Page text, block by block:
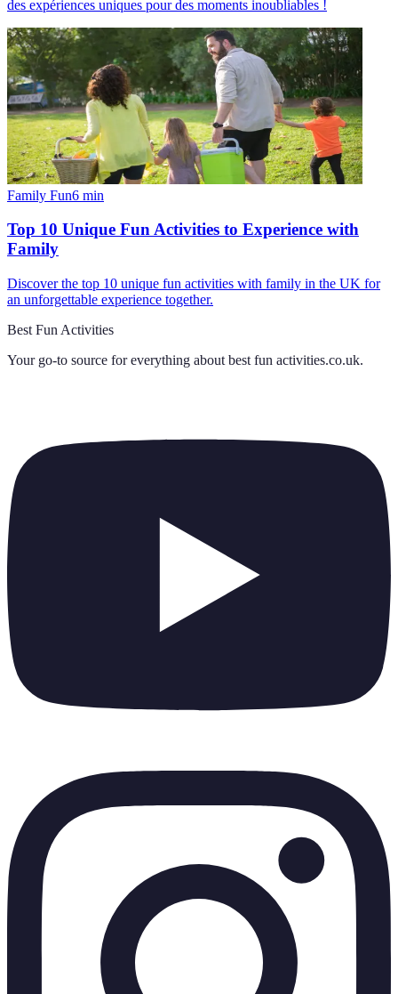
des expériences uniques pour des moments inoubliables !
Family Fun6 min
Top 10 Unique Fun Activities to Experience with
Family
Discover the top 10 unique fun activities with family in the UK for
an unforgettable experience together.
Best Fun Activities
Your go-to source for everything about best fun activities.co.uk.